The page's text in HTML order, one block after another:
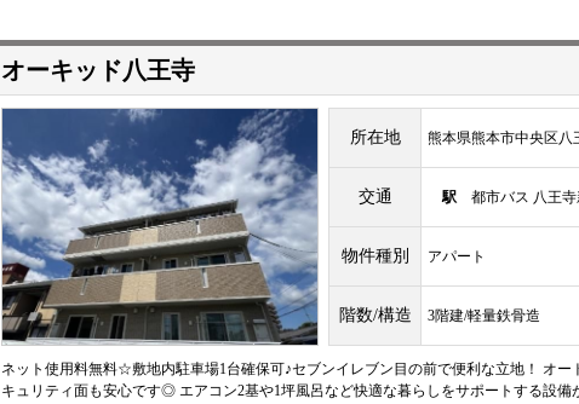
オーキッド八王寺
所在地 熊本県熊本市中央区八
交通 駅 都市バス 八王
物件種別 アパート
階数/構造 3階建/軽量鉄骨造
ネット使用料無料☆敷地内駐車場1台確保可♪セブンイレブン目の前で便利な立地！ オ
キュリティ面も安心です◎ エアコン2基や1坪風呂など快適な暮らしをサポートする設備